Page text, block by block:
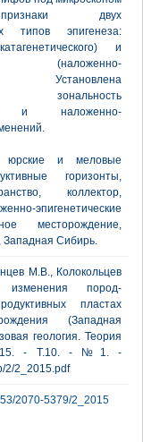
двух
типов эпигенеза:
и
(наложенно-
Установлена
зональность
и наложенно-
юрские и меловые
горизонты,
коллектор,
эпигенетические
месторождение,
Сибирь.
М.В., Колокольцев
пород-
пластах
(Западная
геология. Теория
- Т.10. - №1. -
2/2_2015.pdf
2070-5379/2_2015